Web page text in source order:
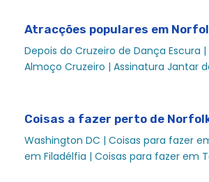
Norfolk Restaurant Week | City
Eventos Escolares Norfolk
Cruzeiro com almoço de férias
Cruzeiros com jantar de
Eventos Sociais de Norfolk
Eventos Especiais Norfolk
Atracções populares em
Depois do Cruzeiro de Dança Escura |
Almoço Cruzeiro | Assinatura Jantar
Coisas a fazer perto de
Washington DC | Coisas para fazer
em Filadélfia | Coisas para fazer em